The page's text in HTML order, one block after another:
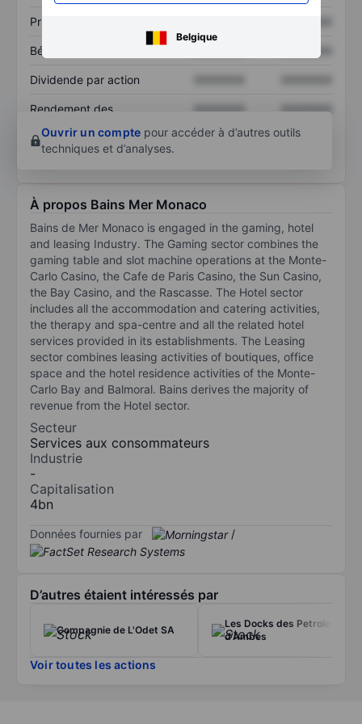
Belgique
Prix / ventes
Bénéfice par action
Dividende par action
Rendement des
XXXXXXX
XXXXXXX
Ouvrir un compte pour accéder à d’autres outils
techniques et d’analyses.
À propos Bains Mer Monaco
Bains de Mer Monaco is engaged in the gaming, hotel
and leasing Industry. The Gaming sector combines the
gaming table and slot machine operations at the Monte-
Carlo Casino, the Cafe de Paris Casino, the Sun Casino,
the Bay Casino, and the Rascasse. The Hotel sector
includes all the accommodation and catering activities,
the therapy and spa-centre and all the related hotel
services provided in its establishments. The Leasing
sector combines leasing activities of boutiques, office
space and the hotel residence activities of the Monte-
Carlo Bay and Balmoral. Bains derives the majority of
revenue from the Hotel sector.
Secteur
Services aux consommateurs
Industrie
-
Capitalisation
4bn
Données fournies par /
D’autres étaient intéressés par
Compagnie de L'Odet SA
Les Docks des Petroles
d'Ambes
Voir toutes les actions